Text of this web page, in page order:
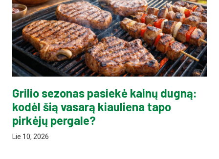
Grilio sezonas pasiekė kainų dugną:
kodėl šią vasarą kiauliena tapo
pirkėjų pergale?
Lie 10, 2026